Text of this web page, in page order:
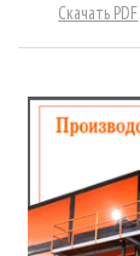
Скачать PDF